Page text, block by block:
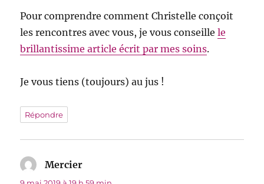
Pour comprendre comment Christelle conçoit
les rencontres avec vous, je vous conseillele
brillantissime article écrit par mes soins.
Je vous tiens (toujours) au jus !
Répondre
Mercier